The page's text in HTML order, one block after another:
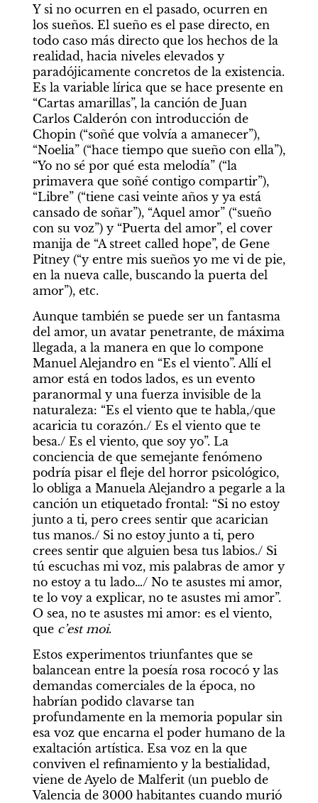
Y si no ocurren en el pasado, ocurren en
los sueños. El sueño es el pase directo, en
todo caso más directo que los hechos de la
realidad, hacia niveles elevados y
paradójicamente concretos de la existencia.
Es la variable lírica que se hace presente en
“Cartas amarillas”, la canción de Juan
Carlos Calderón con introducción de
Chopin (“soñé que volvía a amanecer”),
“Noelia” (“hace tiempo que sueño con ella”),
“Yo no sé por qué esta melodía” (“la
primavera que soñé contigo compartir”),
“Libre” (“tiene casi veinte años y ya está
cansado de soñar”), “Aquel amor” (“sueño
con su voz”) y “Puerta del amor”, el cover
manija de “A street called hope”, de Gene
Pitney (“y entre mis sueños yo me vi de pie,
en la nueva calle, buscando la puerta del
amor”), etc.
Aunque también se puede ser un fantasma
del amor, un avatar penetrante, de máxima
llegada, a la manera en que lo compone
Manuel Alejandro en “Es el viento”. Allí el
amor está en todos lados, es un evento
paranormal y una fuerza invisible de la
naturaleza: “Es el viento que te habla,/que
acaricia tu corazón./ Es el viento que te
besa./ Es el viento, que soy yo”. La
conciencia de que semejante fenómeno
podría pisar el fleje del horror psicológico,
lo obliga a Manuela Alejandro a pegarle a la
canción un etiquetado frontal: “Si no estoy
junto a ti, pero crees sentir que acarician
tus manos./ Si no estoy junto a ti, pero
crees sentir que alguien besa tus labios./ Si
tú escuchas mi voz, mis palabras de amor y
no estoy a tu lado…/ No te asustes mi amor,
te lo voy a explicar, no te asustes mi amor”.
O sea, no te asustes mi amor: es el viento,
que c’est moi.
Estos experimentos triunfantes que se
balancean entre la poesía rosa rococó y las
demandas comerciales de la época, no
habrían podido clavarse tan
profundamente en la memoria popular sin
esa voz que encarna el poder humano de la
exaltación artística. Esa voz en la que
conviven el refinamiento y la bestialidad,
viene de Ayelo de Malferit (un pueblo de
Valencia de 3000 habitantes cuando murió